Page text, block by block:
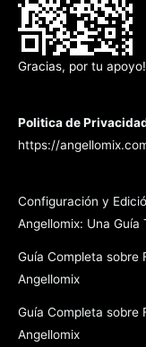
Gracias, por tu apoyo!
Politica de
https://
Configuración y
Angellomix: Una Guía
Guía Completa sobre
Angellomix
Guía Completa sobre
Angellomix